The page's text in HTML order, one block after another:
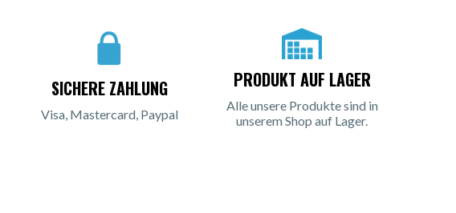
SICHERE ZAHLUNG
Visa, Mastercard, Paypal
PRODUKT AUF LAGER
Alle unsere Produkte sind in
unserem Shop auf Lager.